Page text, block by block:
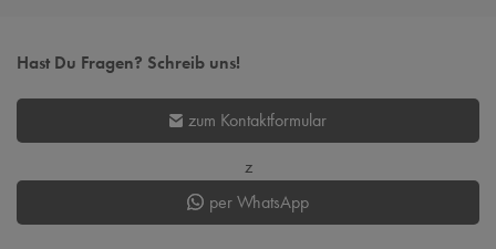
Hast Du Fragen? Schreib uns!
zum Kontaktformular
z
per WhatsApp